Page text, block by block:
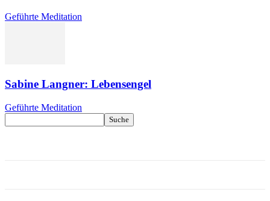
Geführte Meditation
Sabine Langner: Lebensengel
Geführte Meditation